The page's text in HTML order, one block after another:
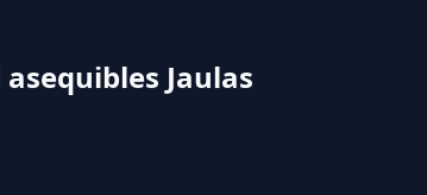
Jaulas